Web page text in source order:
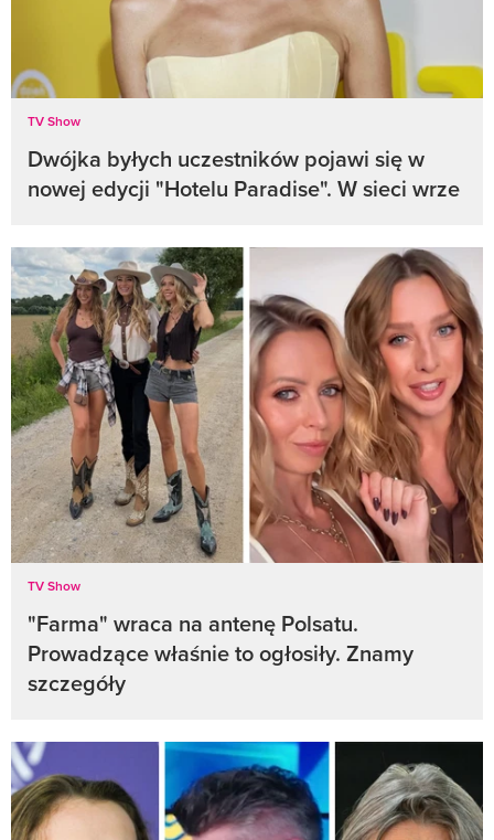
TV Show
Dwójka byłych uczestników pojawi się w
nowej edycji "Hotelu Paradise". W sieci wrze
TV Show
"Farma" wraca na antenę Polsatu.
Prowadzące właśnie to ogłosiły. Znamy
szczegóły